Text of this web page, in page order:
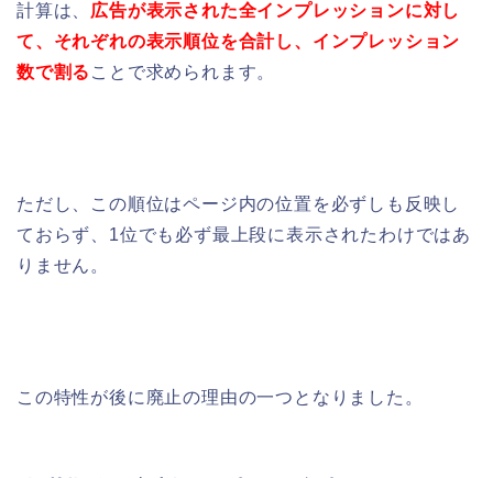
計算は、 広告が表示された全インプレッションに対し
て、それぞれの表示順位を合計し、インプレッション
数で割る ことで求められます。
ただし、この順位はページ内の位置を必ずしも反映し
ておらず、1位でも必ず最上段に表示されたわけではあ
りません。
この特性が後に廃止の理由の一つとなりました。